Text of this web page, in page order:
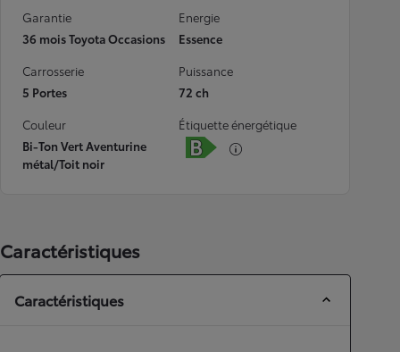
Garantie
36 mois Toyota Occasions
Energie
Essence
Carrosserie
5 Portes
Puissance
72 ch
Couleur
Bi-Ton Vert Aventurine
métal/Toit noir
Étiquette énergétique
Caractéristiques
Caractéristiques